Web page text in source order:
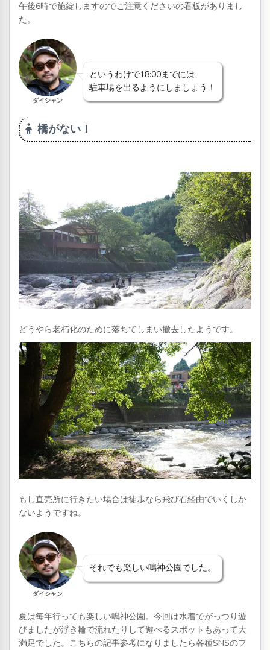
午後6時で施錠しますのでご注意くださいの看板がありまし
た。
ダイシャン
というわけで18:00までには
駐車場を出るようにしましょう！
橋がない！
どうやら老朽化のために落ちてしまい撤去したようです。
もし直売所に行きたい場合は徒歩なら飛び石経由でいくしか
ないようですね。
ダイシャン
それでも楽しい鳴神公園でした。
夏は毎年行っても楽しい鳴神公園。今回は水着でがっつり遊
びましたが浮き輪で流れたりして遊べるスポットもあって大
満足でした。こちらの記事参考になりましたら各種SNSのフ